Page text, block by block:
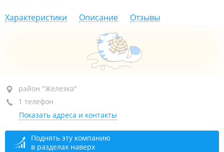
Характеристики Описание Отзывы
район "Железка", ул. Льва Толстого, 23А
+7 (4212) 73-88-88
открыто: 09:00–18:00
район "Железка"
1 телефон
Показать адреса и контакты
Поднять эту компанию
в разделах наверх